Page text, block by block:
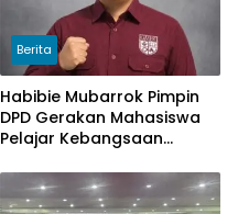
Berita
Habibie Mubarrok Pimpin
DPD Gerakan Mahasiswa
Pelajar Kebangsaan